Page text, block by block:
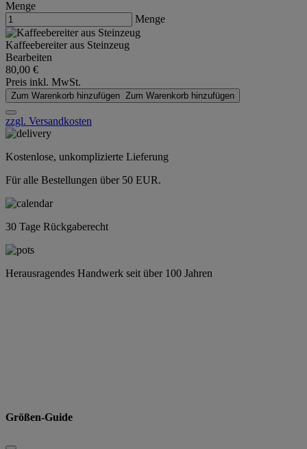
Menge
Menge
Kaffeebereiter aus Steinzeug
Bearbeiten
80,00 €
Preis inkl. MwSt.
Zum Warenkorb hinzufügen Zum Warenkorb hinzufügen
zzgl. Versandkosten
Kostenlose, unkomplizierte Lieferung
Für alle Bestellungen über 50 EUR.
30 Tage Rückgaberecht
Herausragendes Handwerk seit über 100 Jahren
Größen-Guide